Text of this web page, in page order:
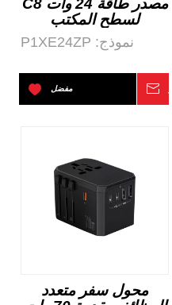
مصدر طاقة 24 وات C8
لسطح المكتب
ITE&AV C14 AC-DC
نموذج: P1XE24ZP
مفضل
محول سفر متعدد